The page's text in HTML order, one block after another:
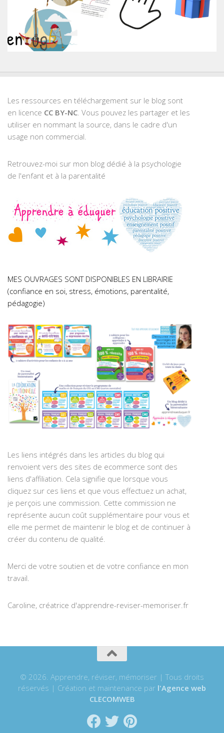
Les ressources en téléchargement sur le blog sont
en licence CC BY-NC. Vous pouvez les partager et les
utiliser en nommant la source, dans le cadre d'un
usage non commercial.
Retrouvez-moi sur mon blog dédié à la psychologie
de l'enfant et à la parentalité
MES OUVRAGES SONT DISPONIBLES EN LIBRAIRIE
(confiance en soi, stress, émotions, parentalité,
pédagogie)
Les liens intégrés dans les articles du blog qui
renvoient vers des sites de ecommerce sont des
liens d'affiliation. Cela signifie que lorsque vous
cliquez sur ces liens et que vous effectuez un achat,
je perçois une commission. Cette commission ne
représente aucun coût supplémentaire pour vous et
elle me permet de maintenir le blog et de continuer à
créer du contenu de qualité.
Merci de votre soutien et de votre confiance en mon
travail.
Caroline, créatrice d'apprendre-reviser-memoriser.fr
© 2026. Apprendre, réviser, mémoriser | Tous droits
réservés | Création et maintenance par l'Agence web
CLECOMWEB